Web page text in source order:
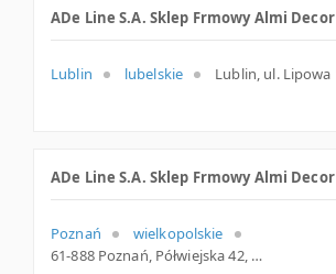
ADe Line S.A. Sklep Frmowy Almi Decor
Lublin lubelskie
ADe Line S.A. Sklep Frmowy Almi Decor
Poznań
wielkopolskie
61-888 Poznań, Półwiejska 42, woj. Wielkopolskie, pow. Poznań, gm. Poznań